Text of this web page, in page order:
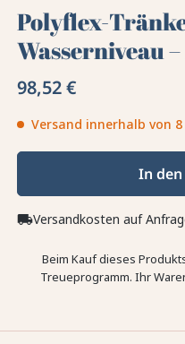
Polyflex-
Wasserniveau
98,52 €
Versand innerhalb von 8
In
local_shippingVersandkosten auf
Beim Kauf dieses
Treueprogramm. Ihr